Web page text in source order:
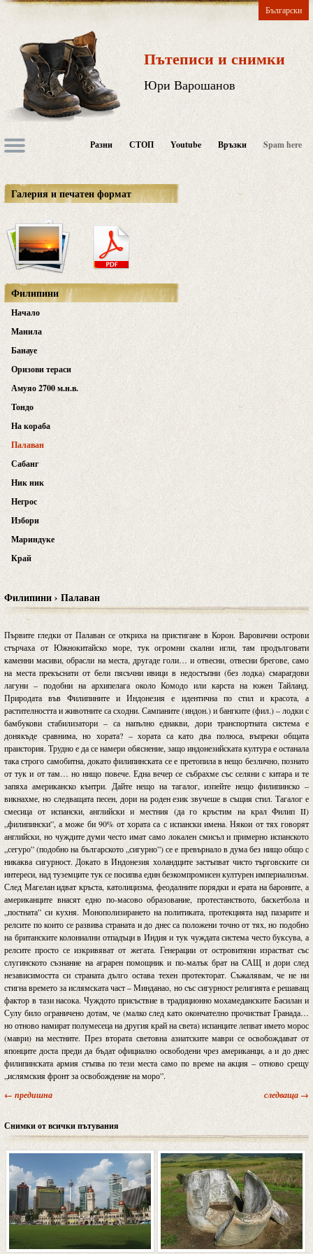
Български
Пътеписи и снимки
Юри Варошанов
Разни СТОП Youtube Връзки Spam here
Галерия и печатен формат
Филипини
Начало
Манила
Банауе
Оризови тераси
Амуяо 2700 м.н.в.
Тондо
На кораба
Палаван
Сабанг
Ник ник
Негрос
Избори
Мариндуке
Край
Филипини › Палаван
Първите гледки от Палаван се откриха на пристигане в Корон. Варовични острови
стърчаха от Южнокитайско море, тук огромни скални игли, там продълговати
каменни масиви, обрасли на места, другаде голи… и отвесни, отвесни брегове, само
на места прекъснати от бели пясъчни ивици в недостъпни (без лодка) смарагдови
лагуни – подобни на архипелага около Комодо или карста на южен Тайланд.
Природата във Филипините и Индонезия е идентична по стил и красота, а
растителността и животните са сходни. Сампаните (индон.) и бангките (фил.) – лодки с
бамбукови стабилизатори – са напълно еднакви, дори транспортната система е
донякъде сравнима, но хората? – хората са като два полюса, въпреки общата
праистория. Трудно е да се намери обяснение, защо индонезийската култура е останала
така строго самобитна, докато филипинската се е претопила в нещо безлично, познато
от тук и от там… но нищо повече. Една вечер се събрахме със селяни с китара и те
запяха американско кънтри. Дайте нещо на тагалог, изпейте нещо филипинско –
викнахме, но следващата песен, дори на роден език звучеше в същия стил. Тагалог е
смесица от испански, английски и местния (да го кръстим на крал Филип II)
„филипински”, а може би 90% от хората са с испански имена. Някои от тях говорят
английски, но чуждите думи често имат само локален смисъл и примерно испанското
„сегуро” (подобно на българското „сигурно”) се е превърнало в дума без нищо общо с
никаква сигурност. Докато в Индонезия холандците застъпват чисто търговските си
интереси, над туземците тук се посипва един безкомпромисен културен империализъм.
След Магелан идват кръста, католицизма, феодалните порядки и ерата на бароните, а
американците внасят едно по-масово образование, протестанството, баскетбола и
„постната” си кухня. Монополизирането на политиката, протекцията над пазарите и
релсите по които се развива страната и до днес са положени точно от тях, но подобно
на британските колониални отпадъци в Индия и тук чуждата система често буксува, а
релсите просто се изкривяват от жегата. Генерации от островитяни израстват със
слугинското съзнание на аграрен помощник и по-малък брат на САЩ и дори след
независимостта си страната дълго остава техен протекторат. Съжалявам, че не ни
стигна времето за ислямската част – Минданао, но със сигурност религията е решаващ
фактор в тази насока. Чуждото присъствие в традиционно мохамеданските Басилан и
Сулу било ограничено дотам, че (малко след като окончателно прочистват Гранада…
но отново намират полумесеца на другия край на света) испанците лепват името морос
(маври) на местните. През втората световна азиатските маври се освобождават от
японците доста преди да бъдат официално освободени чрез американци, а и до днес
филипинската армия стъпва по тези места само по време на акция – отново срещу
„ислямския фронт за освобождение на моро”.
← предишна следваща →
Снимки от всички пътувания